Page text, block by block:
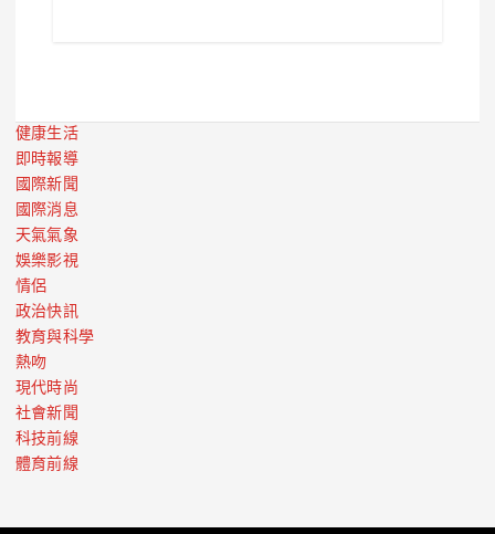
健康生活
即時報導
國際新聞
國際消息
天氣氣象
娛樂影視
情侶
政治快訊
教育與科學
熱吻
現代時尚
社會新聞
科技前線
體育前線